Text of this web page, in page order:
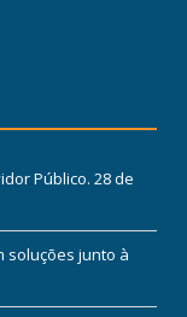
Público. 28 de
soluções junto à